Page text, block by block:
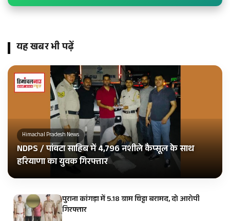
यह खबर भी पढ़ें
Himachal Pradesh News
NDPS / पांवटा साहिब में 4,796 नशीले कैप्सूल के साथ
हरियाणा का युवक गिरफ्तार
पुराना कांगड़ा में 5.18 ग्राम चिट्टा बरामद, दो आरोपी
गिरफ्तार